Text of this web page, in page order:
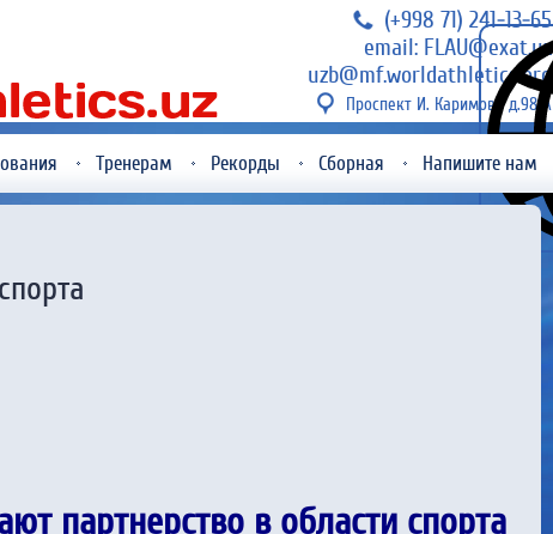
(+998 71) 241-13-65
email: FLAU@exat.uz
uzb@mf.worldathletics.org
Проспект И. Каримова д.98 А
Тренерам Рекорды Сборная Напишите нам
партнерство в области спорта